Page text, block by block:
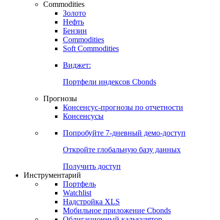
Commodities
Золото
Нефть
Бензин
Commodities
Soft Commodities
Виджет:
Портфели индексов Cbonds
Прогнозы
Консенсус-прогнозы по отчетности
Консенсусы
Попробуйте 7-дневный демо-доступ
Откройте глобальную базу данных
Получить доступ
Инструментарий
Портфель
Watchlist
Надстройка XLS
Мобильное приложение Cbonds